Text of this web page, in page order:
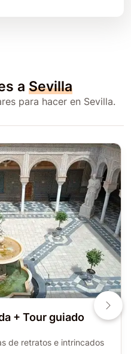
a Sevilla
para hacer en Sevilla.
+ Tour guiado
de retratos e intrincados